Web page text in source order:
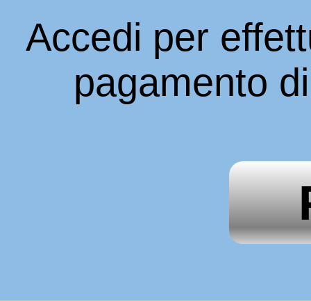
Accedi per
pagamento